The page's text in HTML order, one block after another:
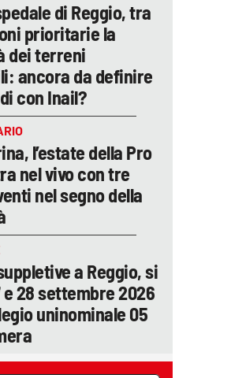
di Reggio, tra
prioritarie la
dei terreni
ancora da definire
con Inail?
l’estate della Pro
nel vivo con tre
nel segno della
a Reggio, si
e 28 settembre 2026
uninominale 05